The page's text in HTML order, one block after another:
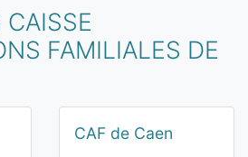
FAMILIALES DE
CAF de Caen